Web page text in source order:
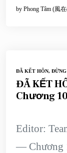
by Phong Tâm (風
ĐÃ KẾT HÔN,
ĐÃ KẾT
Chương
Editor:
— Chương